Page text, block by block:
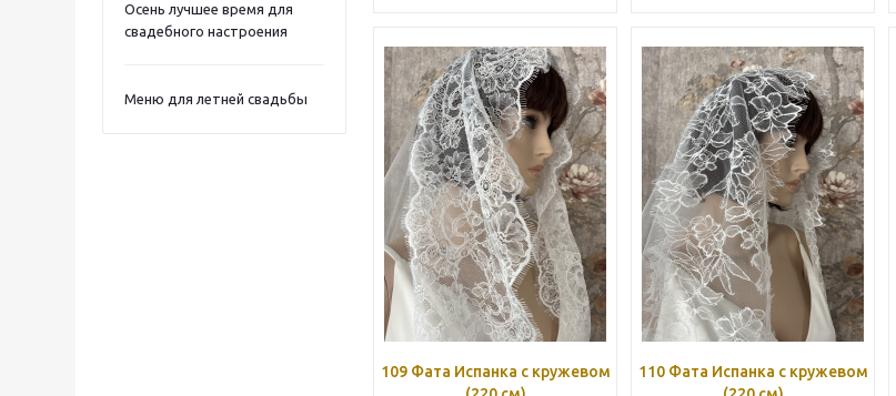
Осень лучшее время для
свадебного настроения
Меню для летней свадьбы
109 Фата Испанка с кружевом
110 Фата Испанка с кружевом